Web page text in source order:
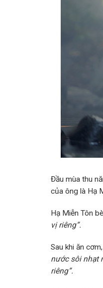
Đầu mùa thu
của ông là Hạ
Hạ Miễn Tôn
vị riêng”.
Sau khi ăn
nước sôi nhạt
riêng”.